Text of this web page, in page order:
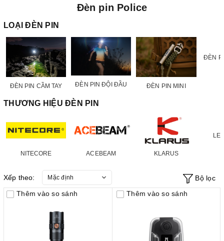
Đèn pin Police
LOẠI ĐÈN PIN
ĐÈN PIN CẦM TAY ĐÈN PIN ĐỘI ĐẦU ĐÈN PIN MINI
ĐÈN
THƯƠNG HIỆU ĐÈN PIN
NITECORE ACEBEAM KLARUS
Xếp theo: Mặc định
Bộ lọc
Thêm vào so sánh
Thêm vào so sánh